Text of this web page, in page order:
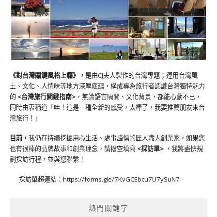
《對台灣關鍵風格上癮》 ， 是由CJ夫人製作的台灣專題；運用台灣風
土、文化、人情味等地方深厚底蘊，構成專為旅行者認識台灣獨特魅力
的 <台灣旅行關鍵指南> ，無論語言隔閡、文化背景，都能心動不已，
同時由衷稱道「哇！這是一種全新的感受，太棒了，我要推薦朋友來台
灣旅行！」
目前， 我仍在持續挖掘用心生活、處事謹慎的匠人職人創業家，如果您
也有很棒的品牌故事和創業理念，請撥空填寫 <採訪單> ，我將盡快規
劃採訪行程，並與您聯繫！
採訪單超連結： https://forms.gle/7KvGCEbcu7U7ySuN7
熱門關鍵字